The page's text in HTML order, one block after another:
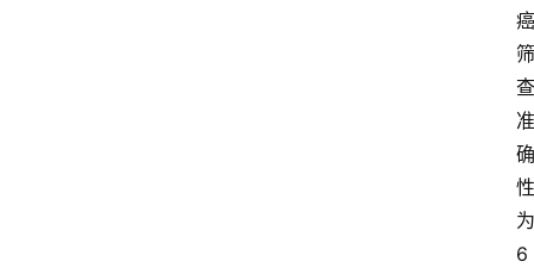
癌
筛
查
准
确
性
为
6